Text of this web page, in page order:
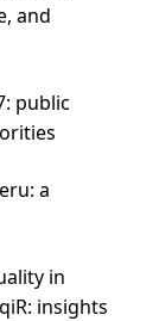
and
public
a
in
insights